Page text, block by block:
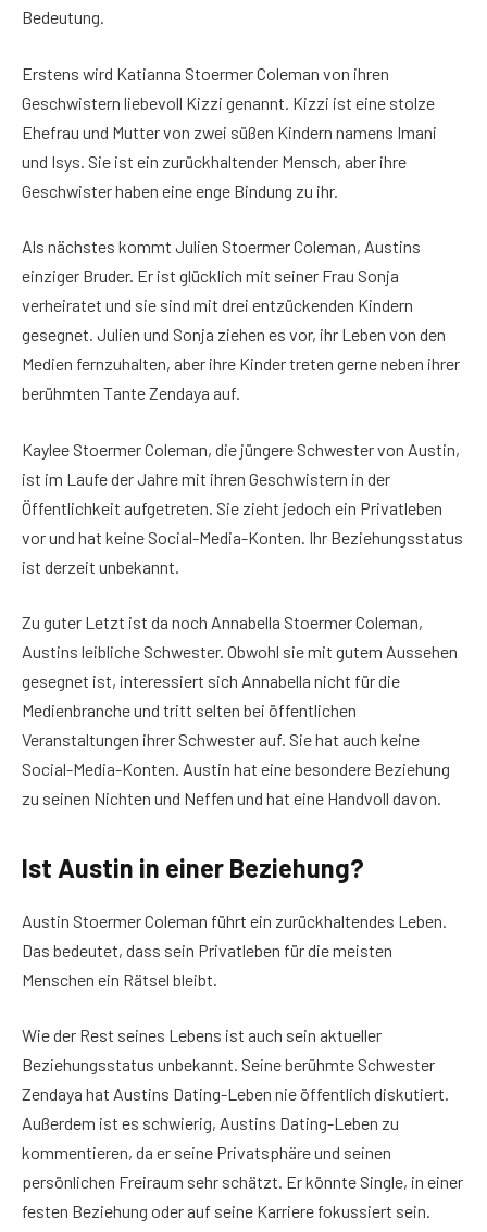
Bedeutung.
Erstens wird Katianna Stoermer Coleman von ihren
Geschwistern liebevoll Kizzi genannt. Kizzi ist eine stolze
Ehefrau und Mutter von zwei süßen Kindern namens Imani
und Isys. Sie ist ein zurückhaltender Mensch, aber ihre
Geschwister haben eine enge Bindung zu ihr.
Als nächstes kommt Julien Stoermer Coleman, Austins
einziger Bruder. Er ist glücklich mit seiner Frau Sonja
verheiratet und sie sind mit drei entzückenden Kindern
gesegnet. Julien und Sonja ziehen es vor, ihr Leben von den
Medien fernzuhalten, aber ihre Kinder treten gerne neben ihrer
berühmten Tante Zendaya auf.
Kaylee Stoermer Coleman, die jüngere Schwester von Austin,
ist im Laufe der Jahre mit ihren Geschwistern in der
Öffentlichkeit aufgetreten. Sie zieht jedoch ein Privatleben
vor und hat keine Social-Media-Konten. Ihr Beziehungsstatus
ist derzeit unbekannt.
Zu guter Letzt ist da noch Annabella Stoermer Coleman,
Austins leibliche Schwester. Obwohl sie mit gutem Aussehen
gesegnet ist, interessiert sich Annabella nicht für die
Medienbranche und tritt selten bei öffentlichen
Veranstaltungen ihrer Schwester auf. Sie hat auch keine
Social-Media-Konten. Austin hat eine besondere Beziehung
zu seinen Nichten und Neffen und hat eine Handvoll davon.
Ist Austin in einer Beziehung?
Austin Stoermer Coleman führt ein zurückhaltendes Leben.
Das bedeutet, dass sein Privatleben für die meisten
Menschen ein Rätsel bleibt.
Wie der Rest seines Lebens ist auch sein aktueller
Beziehungsstatus unbekannt. Seine berühmte Schwester
Zendaya hat Austins Dating-Leben nie öffentlich diskutiert.
Außerdem ist es schwierig, Austins Dating-Leben zu
kommentieren, da er seine Privatsphäre und seinen
persönlichen Freiraum sehr schätzt. Er könnte Single, in einer
festen Beziehung oder auf seine Karriere fokussiert sein.